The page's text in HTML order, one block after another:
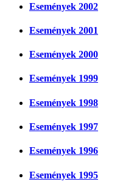
Események 2002
Események 2001
Események 2000
Események 1999
Események 1998
Események 1997
Események 1996
Események 1995